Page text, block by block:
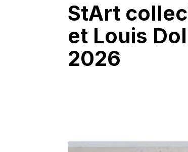
StArt
et Louis
2026